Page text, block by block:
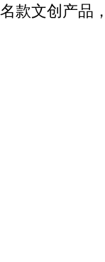
名款文创产品